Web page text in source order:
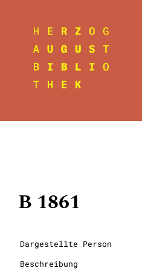
B 1861
Dargestellte Person
Beschreibung